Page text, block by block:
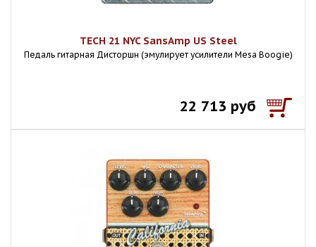
TECH 21 NYC SansAmp US Steel
Педаль гитарная Дисторшн (эмулирует усилители Mesa Boogie)
22 713 руб